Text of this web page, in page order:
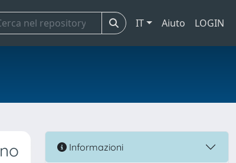
IT Aiuto LOGIN
Informazioni